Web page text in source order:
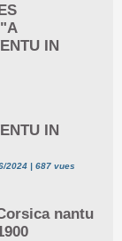
IN
IN
2024 | 687 vues
nantu